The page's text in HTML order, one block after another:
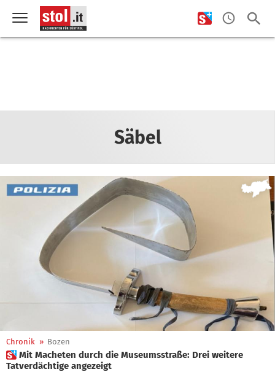
Säbel
Chronik » Bozen
 Mit Macheten durch die Museumsstraße: Drei weitere
Tatverdächtige angezeigt